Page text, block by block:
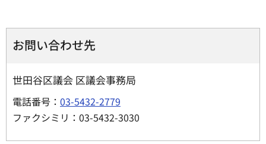
お問い合わせ先
世田谷区議会 区議会事務局
電話番号： 03-5432-2779
ファクシミリ：03-5432-3030